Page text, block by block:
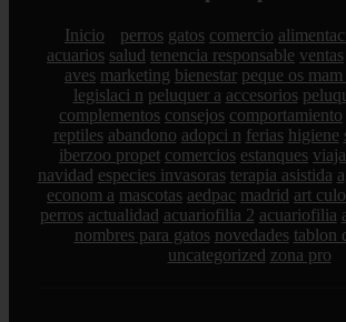
Inicio perros gatos comercio
acuarios salud tenencia responsable ventas
aves marketing bienestar peque os
legislaci n peluquer a accesorios
complementos consejos comportamiento
reptiles abandono adopci n ferias higiene
iberzoo propet comercios estanques
navidad especies invasoras terapia asistida
econom a mascotas aedpac madrid art
perros actualidad acuariofilia 2 acuariofilia
nombres para gatos novedades tablon
uncategorized zona pro